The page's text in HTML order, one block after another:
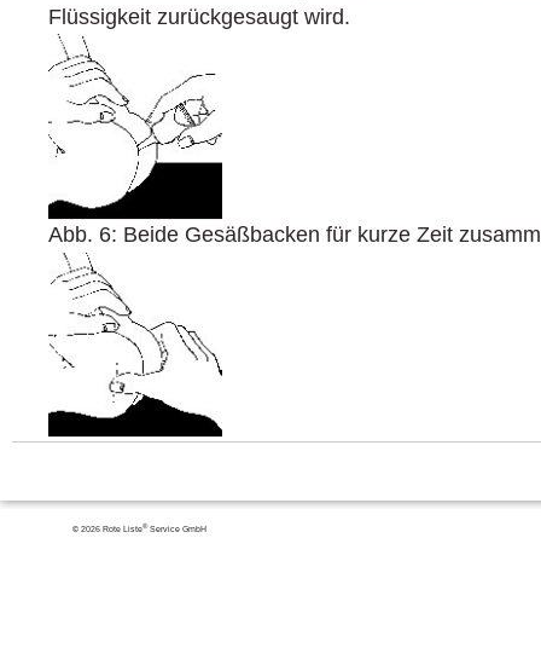
Flüssigkeit zurückgesaugt wird.
Abb. 6: Beide Gesäßbacken für kurze Zeit
© 2026 Rote Liste®Service GmbH